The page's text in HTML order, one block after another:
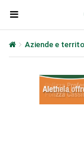
Aziende e